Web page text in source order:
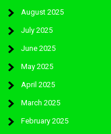
August 2025
July 2025
June 2025
May 2025
April 2025
March 2025
February 2025